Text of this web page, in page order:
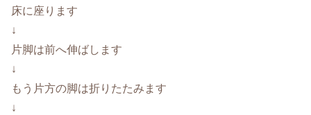
床に座ります
↓
片脚は前へ伸ばします
↓
もう片方の脚は折りたたみます
↓